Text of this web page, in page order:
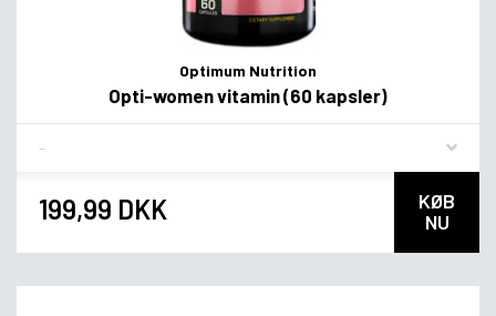
Optimum Nutrition
Opti-women vitamin (60 kapsler)
199,99 DKK
KØB
NU